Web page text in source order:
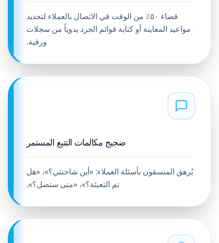
قضاء ٥٠٪ من الوقت في الاتصال بالعملاء لتحديد
مواعيد المعاينة أو كتابة قوائم الجرد يدوياً من سجلات
ورقية.
ضجيج مكالمات التتبع المستمر
يُرهق المنسقون بأسئلة العملاء: «أين شاحنتي؟»، «هل
تم التعبئة؟»، «متى ستصل؟».